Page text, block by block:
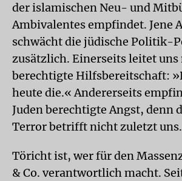
der islamischen Neu- und
Ambivalentes empfindet. Jene
schwächt die jüdische Politik-
zusätzlich. Einerseits leitet
berechtigte Hilfsbereitschaft:
heute die.« Andererseits
Juden berechtigte Angst, denn
Terror betrifft nicht zuletzt uns.
Töricht ist, wer für den
& Co. verantwortlich macht.